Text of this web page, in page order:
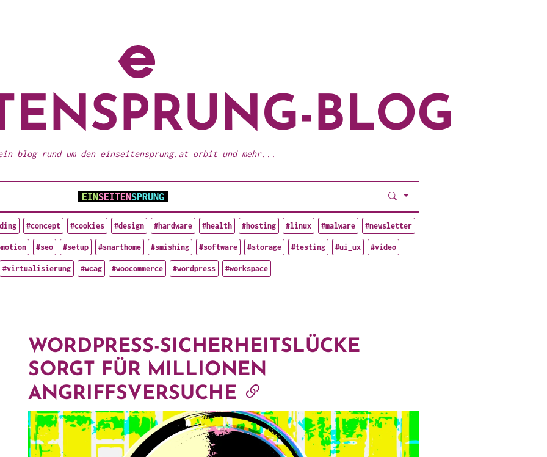
BLOG
blog rund um den einseitensprung.at orbit und mehr...
EINSEITENSPRUNG
#concept #cookies #design #hardware #health #hosting #linux #malware #newsletter
#seo #setup #smarthome #smishing #software #storage #testing #ui_ux #video
#virtualisierung #wcag #woocommerce #wordpress #workspace
WORDPRESS-SICHERHEITSLÜCKE
SORGT FÜR MILLIONEN
ANGRIFFSVERSUCHE